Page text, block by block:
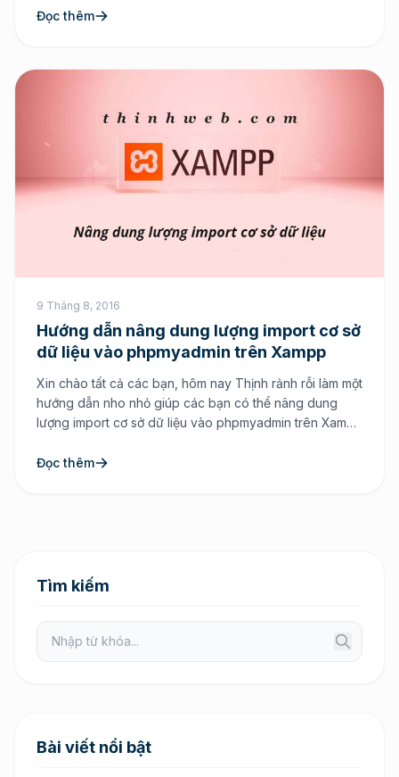
thêm tính năng “sao lưu cơ […]
Đọc thêm
9 Tháng 8, 2016
Hướng dẫn nâng dung lượng import cơ sở
dữ liệu vào phpmyadmin trên Xampp
Xin chào tất cả các bạn, hôm nay Thịnh rảnh rỗi làm một
hướng dẫn nho nhỏ giúp các bạn có thể nâng dung
lượng import cơ sở dữ liệu vào phpmyadmin trên Xampp
tại sao lại phải nâng dung lượng import […]
Đọc thêm
Tìm kiếm
Bài viết nổi bật